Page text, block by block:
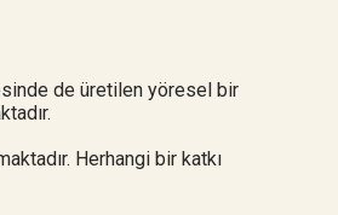
de üretilen yöresel bir
Herhangi bir katkı